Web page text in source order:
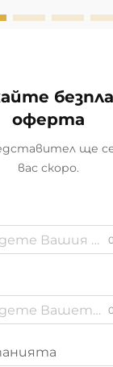
оферта
ще
вас скоро.